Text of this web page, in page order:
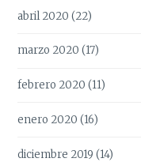
abril 2020 (22)
marzo 2020 (17)
febrero 2020 (11)
enero 2020 (16)
diciembre 2019 (14)